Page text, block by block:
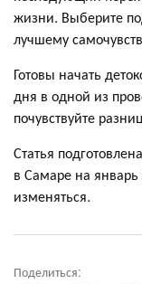
жизни. Выберите
лучшему
Готовы начать
дня в одной из
почувствуйте
Статья
в Самаре на
изменяться.
Поделиться: